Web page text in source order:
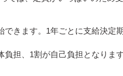
きます。1年ごとに支給決定
担、1割が自己負担となりま